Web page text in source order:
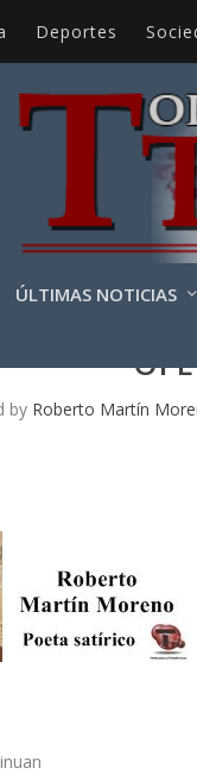
Deportes
ÚLTIMAS NOTICIAS
by Roberto Martín